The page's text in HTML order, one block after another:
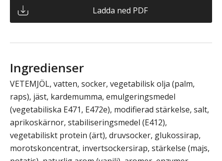
Ladda ned PDF
Ingredienser
VETEMJÖL, vatten, socker, vegetabilisk olja (palm,
raps), jäst, kardemumma, emulgeringsmedel
(vegetabiliska E471, E472e), modifierad stärkelse, salt,
aprikoskärnor, stabiliseringsmedel (E412),
vegetabiliskt protein (ärt), druvsocker, glukossirap,
morotskoncentrat, invertsockersirap, stärkelse (majs,